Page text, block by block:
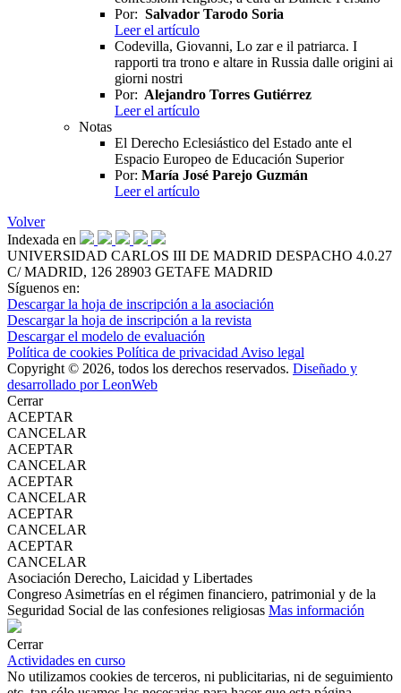
Por: Salvador Tarodo Soria
Leer el artículo
Codevilla, Giovanni, Lo zar e il patriarca. I
rapporti tra trono e altare in Russia dalle origini ai
giorni nostri
Por: Alejandro Torres Gutiérrez
Leer el artículo
Notas
El Derecho Eclesiástico del Estado ante el
Espacio Europeo de Educación Superior
Por: María José Parejo Guzmán
Leer el artículo
Volver
Indexada en
UNIVERSIDAD CARLOS III DE MADRID DESPACHO 4.0.27
C/ MADRID, 126 28903 GETAFE MADRID
Síguenos en:
Descargar la hoja de inscripción a la asociación
Descargar la hoja de inscripción a la revista
Descargar el modelo de evaluación
Política de cookies Política de privacidad Aviso legal
Copyright © 2026, todos los derechos reservados. Diseñado y
desarrollado por LeonWeb
Cerrar
ACEPTAR
CANCELAR
ACEPTAR
CANCELAR
ACEPTAR
CANCELAR
ACEPTAR
CANCELAR
ACEPTAR
CANCELAR
Asociación Derecho, Laicidad y Libertades
Congreso Asimetrías en el régimen financiero, patrimonial y de la
Seguridad Social de las confesiones religiosas Mas información
Cerrar
Actividades en curso
No utilizamos cookies de terceros, ni publicitarias, ni de seguimiento